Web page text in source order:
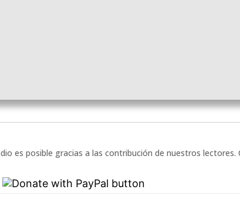
es posible gracias a las contribución de nuestros lectores.